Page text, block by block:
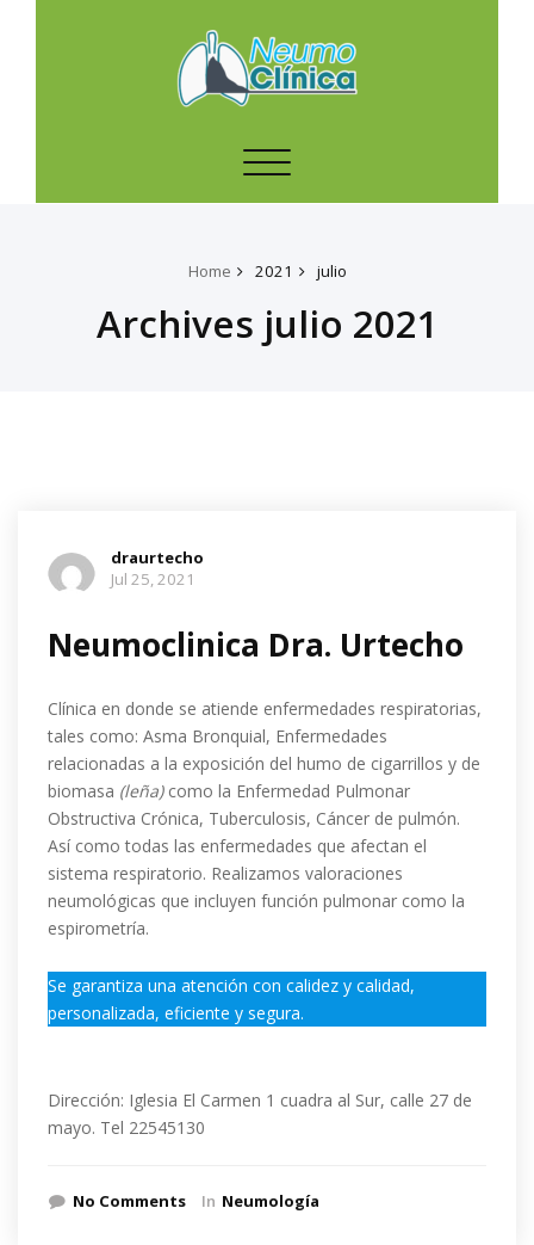
Toggle
Home 2021 julio
Archives julio 2021
draurtecho
Jul 25, 2021
Neumoclinica Dra. Urtecho
Clínica en donde se atiende enfermedades respiratorias,
tales como: Asma Bronquial, Enfermedades
relacionadas a la exposición del humo de cigarrillos y de
biomasa (leña)como la Enfermedad Pulmonar
Obstructiva Crónica, Tuberculosis, Cáncer de pulmón.
Así como todas las enfermedades que afectan el
sistema respiratorio. Realizamos valoraciones
neumológicas que incluyen función pulmonar como la
espirometría.
Se garantiza una atención con calidez y calidad,
personalizada, eficiente y segura.
Dirección: Iglesia El Carmen 1 cuadra al Sur, calle 27 de
mayo. Tel 22545130
No Comments In Neumología